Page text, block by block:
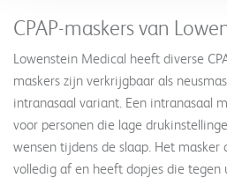
CPAP-maskers van
Lowenstein Medical heeft diverse
maskers zijn verkrijgbaar als
intranasaal variant. Een intranasaal
voor personen die lage
wensen tijdens de slaap. Het
volledig af en heeft dopjes die tegen